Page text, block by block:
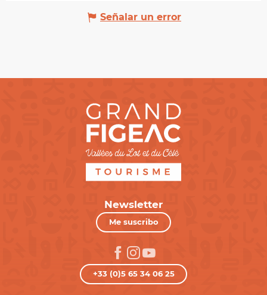
Señalar un error
Newsletter
Me suscribo
+33 (0)5 65 34 06 25